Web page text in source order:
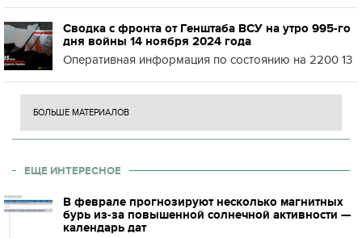
Сводка с фронта от Генштаба ВСУ на утро 995-го
дня войны 14 ноября 2024 года
Оперативная информация по состоянию на 2200 13
БОЛЬШЕ МАТЕРИАЛОВ
ЕЩЕ ИНТЕРЕСНОЕ
В феврале прогнозируют несколько магнитных
бурь из-за повышенной солнечной активности —
календарь дат